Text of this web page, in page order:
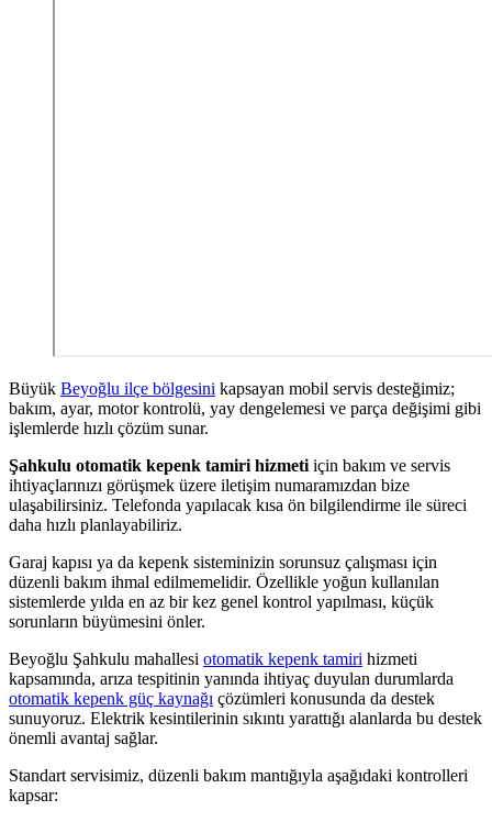
Büyük Beyoğlu ilçe bölgesini kapsayan mobil servis desteğimiz;
bakım, ayar, motor kontrolü, yay dengelemesi ve parça değişimi gibi
işlemlerde hızlı çözüm sunar.
Şahkulu otomatik kepenk tamiri hizmetiiçin bakım ve servis
ihtiyaçlarınızı görüşmek üzere iletişim numaramızdan bize
ulaşabilirsiniz. Telefonda yapılacak kısa ön bilgilendirme ile süreci
daha hızlı planlayabiliriz.
Garaj kapısı ya da kepenk sisteminizin sorunsuz çalışması için
düzenli bakım ihmal edilmemelidir. Özellikle yoğun kullanılan
sistemlerde yılda en az bir kez genel kontrol yapılması, küçük
sorunların büyümesini önler.
Beyoğlu Şahkulu mahallesi otomatik kepenk tamiri hizmeti
kapsamında, arıza tespitinin yanında ihtiyaç duyulan durumlarda
otomatik kepenk güç kaynağı çözümleri konusunda da destek
sunuyoruz. Elektrik kesintilerinin sıkıntı yarattığı alanlarda bu destek
önemli avantaj sağlar.
Standart servisimiz, düzenli bakım mantığıyla aşağıdaki kontrolleri
kapsar: